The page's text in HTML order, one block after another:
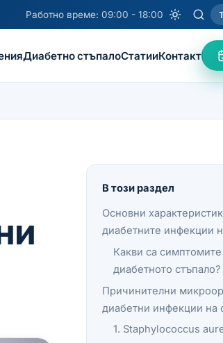
Работно време: 09:00 - 18:00
Диабетно стъпалоСтатииКонтакт
В този раздел
Основни
диабетните инфекции
Какви са симптомите
диабетното стъпало?
Причинителни
диабетни инфекции на
1. Staphylococcus